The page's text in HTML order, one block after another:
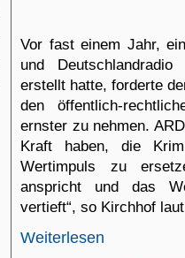
Vor fast einem Jahr,
und
erstellt hatte, forderte
den öffentlich-
ernster zu nehmen. A
Kraft haben, die
Wertimpuls zu
anspricht und das
vertieft“, so Kirchhof
Weiterlesen